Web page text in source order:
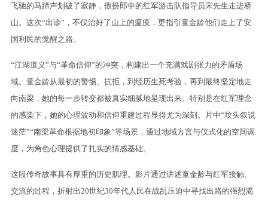
飞驰的马蹄声划破了寂静，假扮郎中的红军游击队指导员宋先生走进桥
山。这次“出诊”，不仅治好了山上的瘟疫，更指引童金龄他们走上了安
国利民的觉醒之路。
“江湖道义”与“革命信仰”的冲突，构建出一个充满戏剧张力的矛盾场
域。童金龄从最初的警惕、抗拒，到经历生死考验，再到最终坚定地走
向南梁，她的每一步转变都被真实细腻地呈现出来。特别是在红军理念
的感染下，她的心理波动和信仰重建过程显得尤为深刻。片中“坟头叙说
迷茫”“南梁革命根据地初印象”等场景，通过地域方言与仪式化的空间调
度，为角色心理提供了扎实的情感基础。
这段传奇故事具有厚重的历史肌理。影片通过讲述童金龄与红军接触、
交流的过程，折射出20世纪30年代人民在战乱压迫中寻找出路的强烈渴